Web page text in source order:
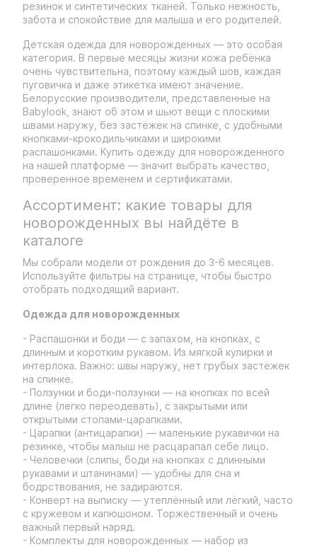
резинок и синтетических тканей. Только нежность,
забота и спокойствие для малыша и его родителей.
Детская одежда для новорожденных — это особая
категория. В первые месяцы жизни кожа ребёнка
очень чувствительна, поэтому каждый шов, каждая
пуговичка и даже этикетка имеют значение.
Белорусские производители, представленные на
Babylook, знают об этом и шьют вещи с плоскими
швами наружу, без застёжек на спинке, с удобными
кнопками-крокодильчиками и широкими
распашонками. Купить одежду для новорожденного
на нашей платформе — значит выбрать качество,
проверенное временем и сертификатами.
Ассортимент: какие товары для
новорожденных вы найдёте в
каталоге
Мы собрали модели от рождения до 3-6 месяцев.
Используйте фильтры на странице, чтобы быстро
отобрать подходящий вариант.
Одежда для новорожденных
- Распашонки и боди — с запахом, на кнопках, с
длинным и коротким рукавом. Из мягкой кулирки и
интерлока. Важно: швы наружу, нет грубых застёжек
на спинке.
- Ползунки и боди-ползунки — на кнопках по всей
длине (легко переодевать), с закрытыми или
открытыми стопами-царапками.
- Царапки (антицарапки) — маленькие рукавички на
резинке, чтобы малыш не расцарапал себе лицо.
- Человечки (слипы, боди на кнопках с длинными
рукавами и штанинами) — удобны для сна и
бодрствования, не задираются.
- Конверт на выписку — утеплённый или лёгкий, часто
с кружевом и капюшоном. Торжественный и очень
важный первый наряд.
- Комплекты для новорожденных — набор из